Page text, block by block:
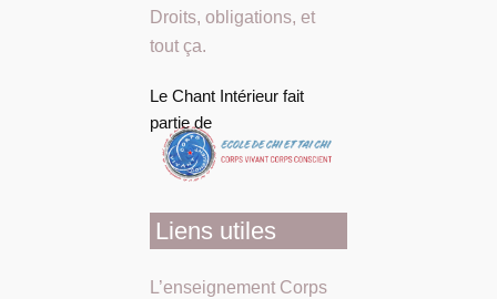
Droits, obligations, et
tout ça.
Le Chant Intérieur fait
partie de
Liens utiles
L’enseignement Corps